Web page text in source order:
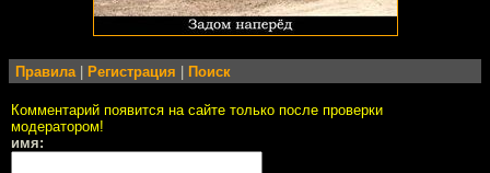
Правила Регистрация Поиск
Комментарий появится на сайте только после проверки
модератором!
имя: